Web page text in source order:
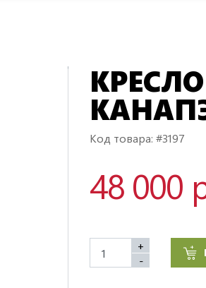
Код товара: #3197
48 000
+
-